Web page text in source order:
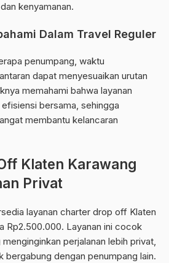
kenyamanan.
Dalam Travel Reguler
penumpang, waktu
dapat menyesuaikan urutan
memahami bahwa layanan
bersama, sehingga
membantu kelancaran
Klaten Karawang
Privat
layanan charter drop off Klaten
Rp2.500.000. Layanan ini cocok
perjalanan lebih privat,
bergabung dengan penumpang lain.